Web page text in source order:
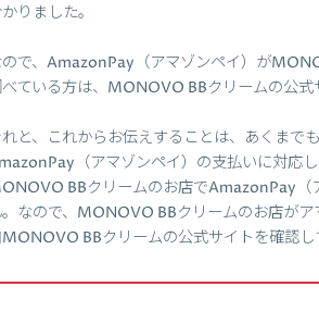
りました。
で、AmazonPay（アマゾンペイ）が
ている方は、MONOVO BBクリームの公式
と、これからお伝えすることは、あくまで
（アマゾンペイ）の支払いに対応
BBクリームのお店でAmazonPay（
なので、MONOVO BBクリームのお店が
MONOVO BBクリームの公式サイトを確認し